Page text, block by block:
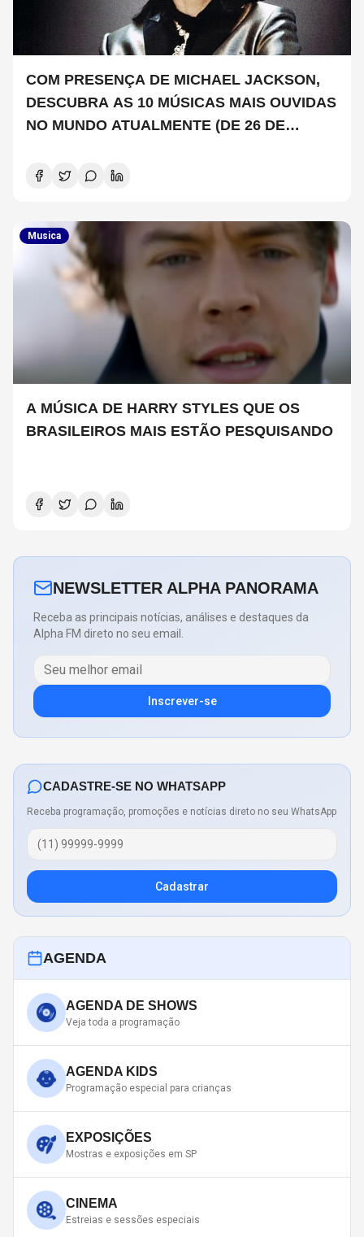
COM PRESENÇA DE MICHAEL JACKSON,
DESCUBRA AS 10 MÚSICAS MAIS OUVIDAS
NO MUNDO ATUALMENTE (DE 26 DE
Musica
A MÚSICA DE HARRY STYLES QUE OS
BRASILEIROS MAIS ESTÃO PESQUISANDO
NEWSLETTER ALPHA PANORAMA
Receba as principais notícias, análises e destaques da
Alpha FM direto no seu email.
Inscrever-se
CADASTRE-SE NO WHATSAPP
Receba programação, promoções e notícias direto no seu WhatsApp
Cadastrar
AGENDA
AGENDA DE SHOWS
Veja toda a programação
AGENDA KIDS
Programação especial para crianças
EXPOSIÇÕES
Mostras e exposições em SP
CINEMA
Estreias e sessões especiais